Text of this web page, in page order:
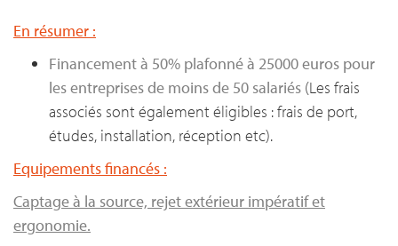
En résumer :
Financement à 50% plafonné à 25000 euros pour
les entreprises de moins de 50 salariés (Les frais
associés sont également éligibles : frais de port,
études, installation, réception etc).
Equipements financés :
Captage à la source, rejet extérieur impératif et
ergonomie.